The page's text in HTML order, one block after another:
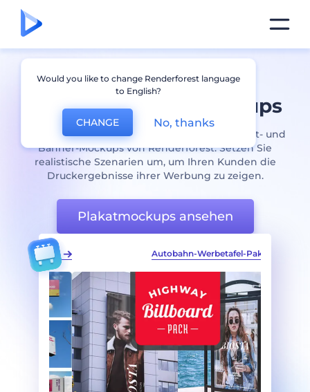
Professionelle
Plakatwerbung
Mockups
Präsentieren Sie Ihre Marke mithilfe der Plakat- und
Banner-Mockups von Renderforest. Setzen Sie
realistische Szenarien um, um Ihren Kunden die
Druckergebnisse ihrer Werbung zu zeigen.
Plakatmockups ansehen
Paket Autobahn-Werbetafel-Paket
Would you like to change Renderforest language
to English?
CHANGE No, thanks